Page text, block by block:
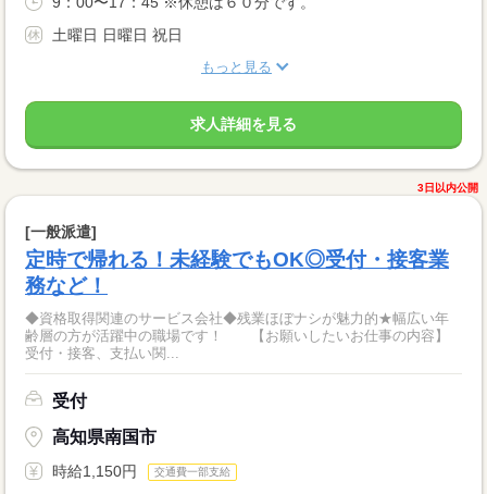
土曜日 日曜日 祝日
もっと見る
求人詳細を見る
3日以内公開
[一般派遣]
定時で帰れる！未経験でもOK◎受付・接客業
務など！
◆資格取得関連のサービス会社◆残業ほぼナシが魅力的★幅広い年
齢層の方が活躍中の職場です！ 【お願いしたいお仕事の内容】
受付・接客、支払い関...
受付
高知県南国市
時給1,150円 交通費一部支給